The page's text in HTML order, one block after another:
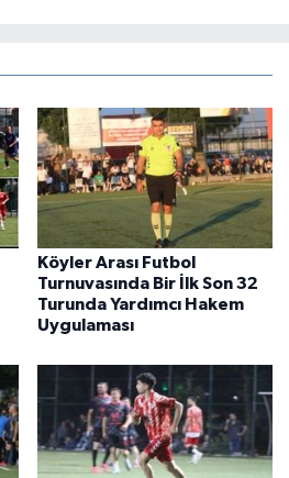
Köyler Arası Futbol
Turnuvasında Bir İlk Son 32
Turunda Yardımcı Hakem
Uygulaması